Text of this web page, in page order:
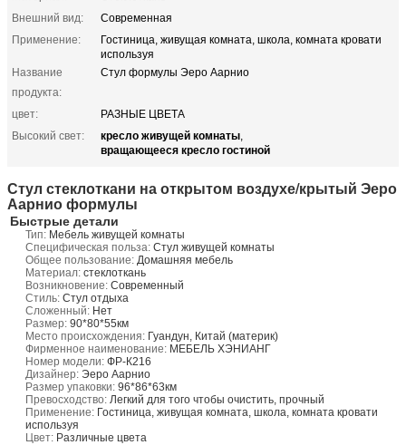
Внешний вид:
Современная
Применение:
Гостиница, живущая комната, школа, комната кровати
используя
Название
продукта:
Стул формулы Эеро Аарнио
цвет:
РАЗНЫЕ ЦВЕТА
Высокий свет:
кресло живущей комнаты,
вращающееся кресло гостиной
Стул стеклоткани на открытом воздухе/крытый Эеро
Аарнио формулы
Быстрые детали
Тип: Мебель живущей комнаты
Специфическая польза: Стул живущей комнаты
Общее пользование: Домашняя мебель
Материал: стеклоткань
Возникновение: Современный
Стиль: Стул отдыха
Сложенный: Нет
Размер: 90*80*55км
Место происхождения: Гуандун, Китай (материк)
Фирменное наименование: МЕБЕЛЬ ХЭНИАНГ
Номер модели: ФР-К216
Дизайнер: Эеро Аарнио
Размер упаковки: 96*86*63км
Превосходство: Легкий для того чтобы очистить, прочный
Применение: Гостиница, живущая комната, школа, комната кровати
используя
Цвет: Различные цвета